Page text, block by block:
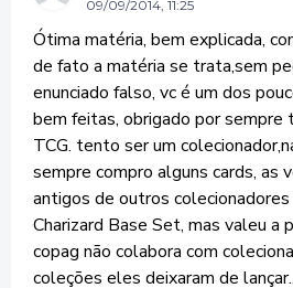
09/09/2014, 11:25
Ótima matéria, bem explicada,
de fato a matéria se trata,sem
enunciado falso, vc é um dos
bem feitas, obrigado por sempre
TCG. tento ser um
sempre compro alguns cards, as
antigos de outros colecionadores
Charizard Base Set, mas valeu a
copag não colabora com
coleções eles deixaram de